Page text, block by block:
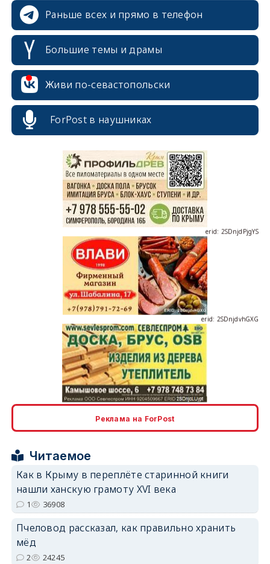
Раньше всех и прямо в телефон
Большие темы и драмы
Живи по-севастопольски
ForPost в наушниках
erid: 2SDnjcrDNw6
erid: 2SDnjdPjgYS
erid: 2SDnjdvhGXG
Реклама на ForPost
Читаемое
Как в Крыму в переплёте старинной книги
нашли ханскую грамоту XVI века
1 36908
Пчеловод рассказал, как правильно хранить
мёд
2 24245